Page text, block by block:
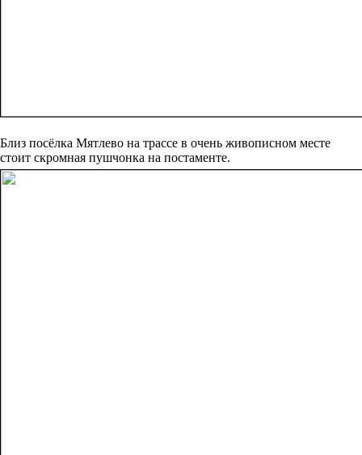
Близ посёлка Мятлево на трассе в очень живописном месте
стоит скромная пушчонка на постаменте.